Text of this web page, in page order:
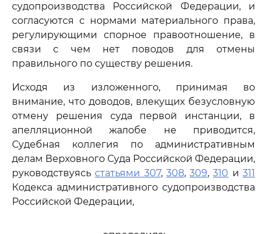
судопроизводства Российской Федерации, и
согласуются с нормами материального права,
регулирующими спорное правоотношение, в
связи с чем нет поводов для отмены
правильного по существу решения.
Исходя из изложенного, принимая во
внимание, что доводов, влекущих безусловную
отмену решения суда первой инстанции, в
апелляционной жалобе не приводится,
Судебная коллегия по административным
делам Верховного Суда Российской Федерации,
руководствуясьстатьями 307, 308,309,310 и311
Кодекса административного судопроизводства
Российской Федерации,